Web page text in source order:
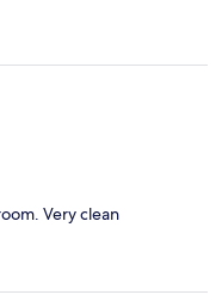
Very clean